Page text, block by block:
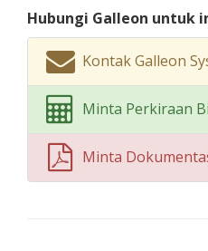
Hubungi Galleon untuk
Kontak Galleon
Minta Perkiraan
Minta